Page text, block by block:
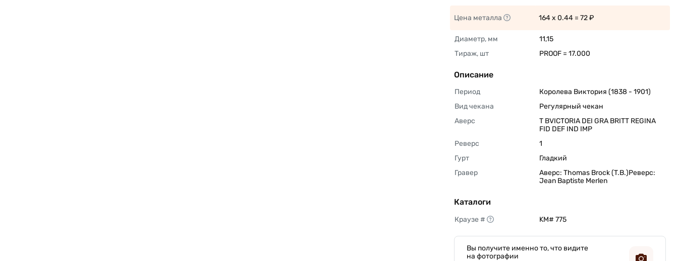
Цена металла 164 x 0.44 = 72 ₽
Диаметр, мм
11,15
Тираж, шт
PROOF = 17.000
Описание
Период
Королева Виктория (1838 - 1901)
Вид чекана
Регулярный чекан
Аверс
T BVICTORIA DEI GRA BRITT REGINA
FID DEF IND IMP
Реверс
1
Гурт
Гладкий
Гравер
Аверс: Thomas Brock (T.B.)Реверс:
Jean Baptiste Merlen
Каталоги
Краузе # KM# 775
Вы получите именно то, что видите
на фотографии